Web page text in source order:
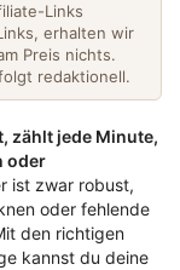
Links
erhalten wir
Preis nichts.
redaktionell.
zählt jede Minute,
oder
ist zwar robust,
oder fehlende
den richtigen
kannst du deine